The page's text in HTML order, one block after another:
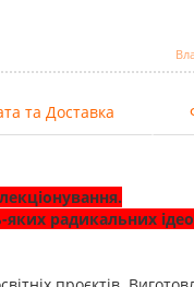
та Доставка
радикальних